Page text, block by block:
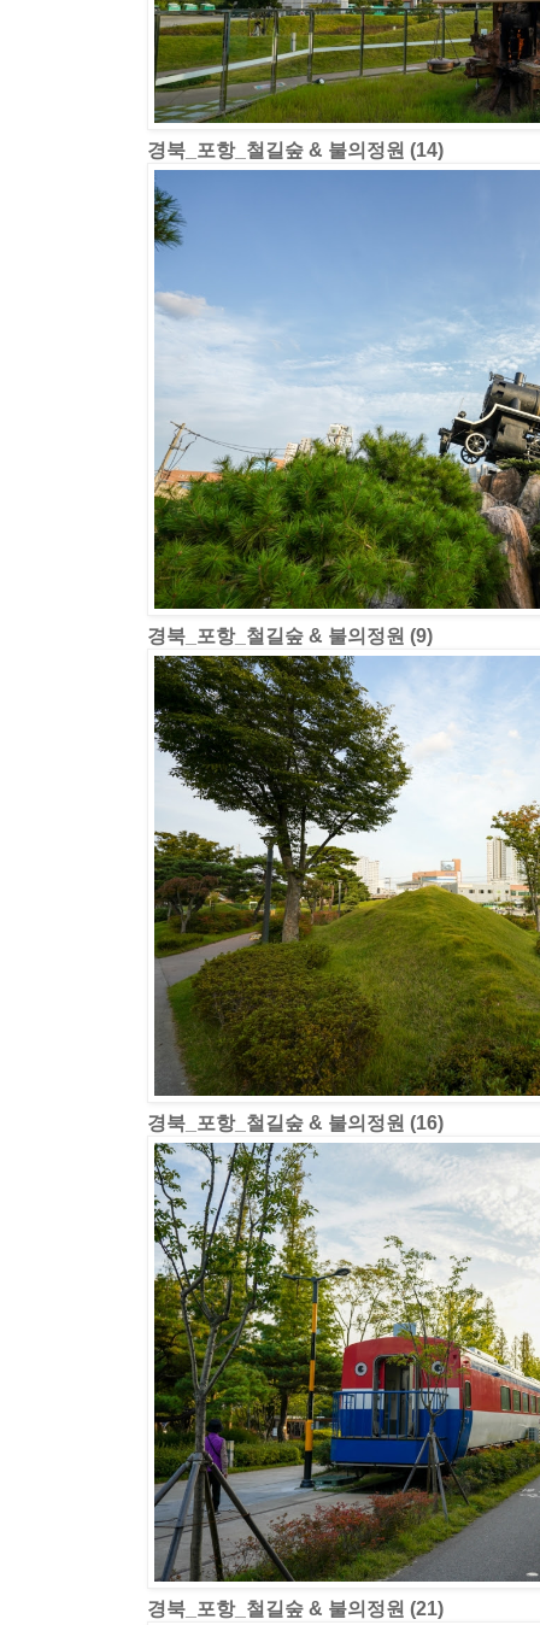
경북_포항_철길숲 & 불의정원 (14)
경북_포항_철길숲 & 불의정원 (9)
경북_포항_철길숲 & 불의정원 (16)
경북_포항_철길숲 & 불의정원 (21)